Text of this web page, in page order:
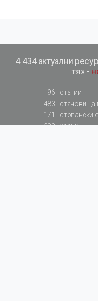
4 434 актуални
тях -
96
статии
483
становища
171
стопански
230
уроци